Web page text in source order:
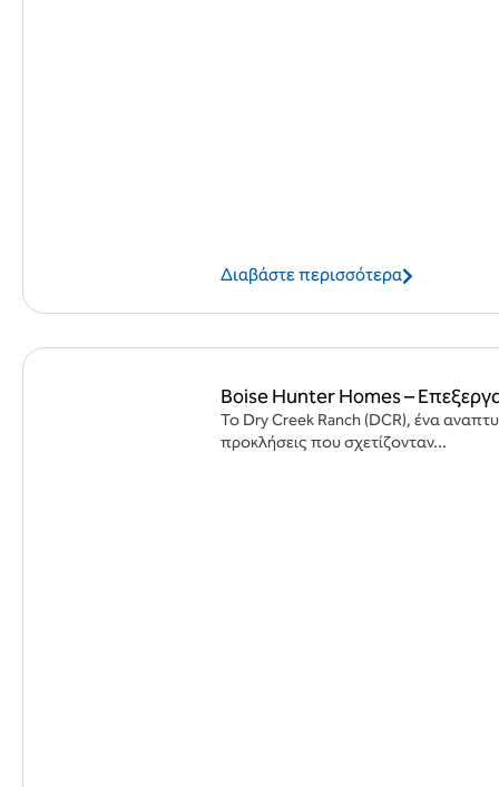
Διαβάστε περισσότερα
Boise Hunter Homes –
Το Dry Creek Ranch (DCR), ένα
προκλήσεις που σχετίζονταν...